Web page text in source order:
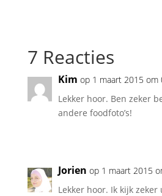
7 Reacties
Kim op 1 maart 2015 om
Lekker hoor. Ben zeker
andere foodfoto’s!
Jorien op 1 maart 2015
Lekker hoor. Ik kijk zeker